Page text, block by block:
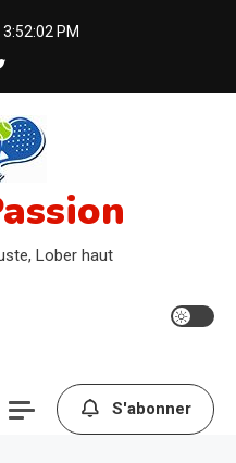
3:52:04 PM
Lober haut
S'abonner